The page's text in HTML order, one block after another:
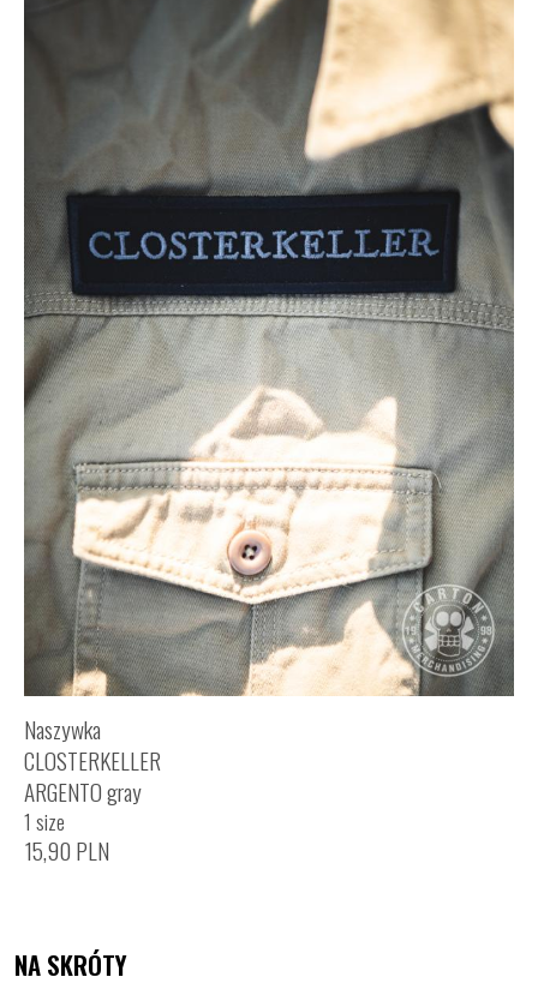
Naszywka
CLOSTERKELLER
ARGENTO gray
1 size
15,90 PLN
NA SKRÓTY